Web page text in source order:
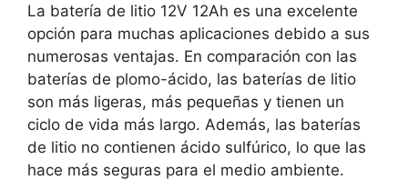
La batería de litio 12V 12Ah es una excelente
opción para muchas aplicaciones debido a sus
numerosas ventajas. En comparación con las
baterías de plomo-ácido, las baterías de litio
son más ligeras, más pequeñas y tienen un
ciclo de vida más largo. Además, las baterías
de litio no contienen ácido sulfúrico, lo que las
hace más seguras para el medio ambiente.